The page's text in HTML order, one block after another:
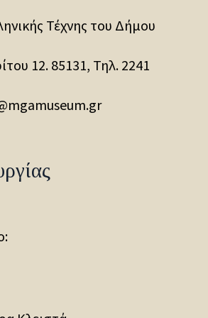
Τέχνης του Δήμου
12. 85131, Τηλ. 2241